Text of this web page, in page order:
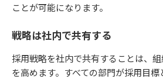
ことが可能になります。
戦略は社内で共有する
採用戦略を社内で共有することは、
を高めます。すべての部門が採用目標